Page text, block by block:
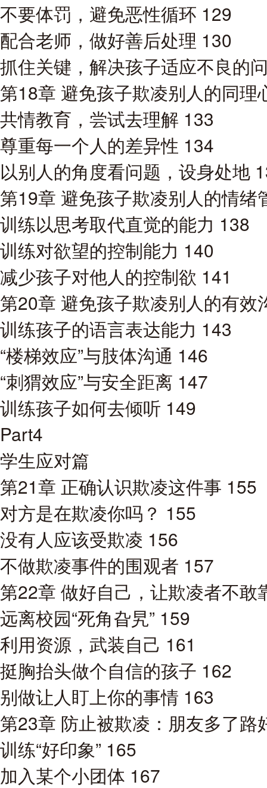
不要体罚，避免恶性循环 129
配合老师，做好善后处理 130
抓住关键，解决孩子适应不良的
第18章 避免孩子欺凌别人的同理
共情教育，尝试去理解 133
尊重每一个人的差异性 134
以别人的角度看问题，设身处地
第19章 避免孩子欺凌别人的情绪
训练以思考取代直觉的能力 138
训练对欲望的控制能力 140
减少孩子对他人的控制欲 141
第20章 避免孩子欺凌别人的有效
训练孩子的语言表达能力 143
“楼梯效应”与肢体沟通 146
“刺猬效应”与安全距离 147
训练孩子如何去倾听 149
Part4
学生应对篇
第21章 正确认识欺凌这件事 155
对方是在欺凌你吗？ 155
没有人应该受欺凌 156
不做欺凌事件的围观者 157
第22章 做好自己，让欺凌者不敢
远离校园“死角旮旯” 159
利用资源，武装自己 161
挺胸抬头做个自信的孩子 162
别做让人盯上你的事情 163
第23章 防止被欺凌：朋友多了路
训练“好印象” 165
加入某个小团体 167